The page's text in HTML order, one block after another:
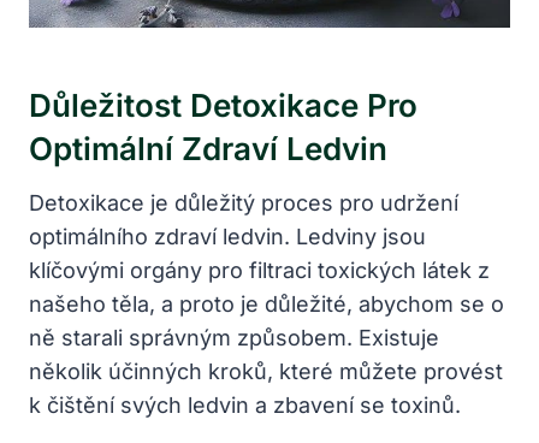
Důležitost Detoxikace Pro
Optimální Zdraví Ledvin
Detoxikace je důležitý proces pro udržení
optimálního zdraví ledvin. Ledviny jsou ​
klíčovými orgány pro filtraci ⁣toxických látek z
našeho ⁢těla,⁤ a proto je důležité, abychom se o
ně starali správným způsobem. Existuje
několik účinných kroků, které můžete provést
k čištění svých ledvin a zbavení se ⁢toxinů.